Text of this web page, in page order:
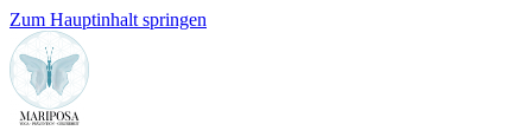
Zum Hauptinhalt springen